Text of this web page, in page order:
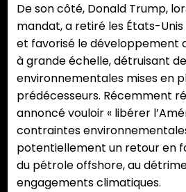
De son côté, Donald Trump,
mandat, a retiré les États-Unis
et favorisé le développement
à grande échelle, détruisant
environnementales mises en
prédécesseurs. Récemment
annoncé vouloir « libérer
contraintes
potentiellement un retour en
du pétrole offshore, au
engagements climatiques.